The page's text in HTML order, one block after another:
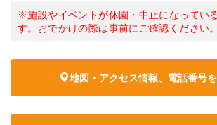
※施設やイベントが休園・中止になってい
す。おでかけの際は事前にご確認ください。
地図・アクセス情報、電話番号